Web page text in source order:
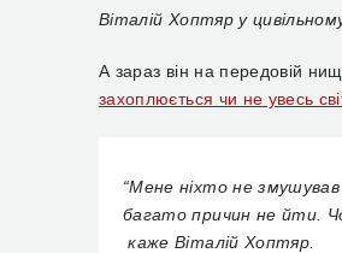
Віталій Хоптяр у
А зараз він на передовій
захоплюється чи не увесь
“Мене ніхто не
багато причин не йти.
кажеВіталій Хоптяр.